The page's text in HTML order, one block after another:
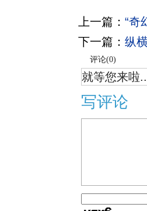
上一篇： “奇
下一篇： 纵
评论(0)
就等您来啦
写评论